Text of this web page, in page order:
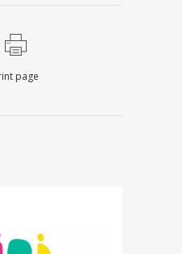
page